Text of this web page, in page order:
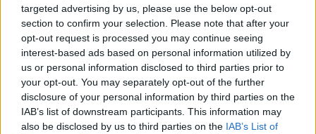
targeted advertising by us, please use the below opt-out
section to confirm your selection. Please note that after your
opt-out request is processed you may continue seeing
interest-based ads based on personal information utilized by
us or personal information disclosed to third parties prior to
your opt-out. You may separately opt-out of the further
disclosure of your personal information by third parties on the
IAB’s list of downstream participants. This information may
also be disclosed by us to third parties on the IAB’s List of